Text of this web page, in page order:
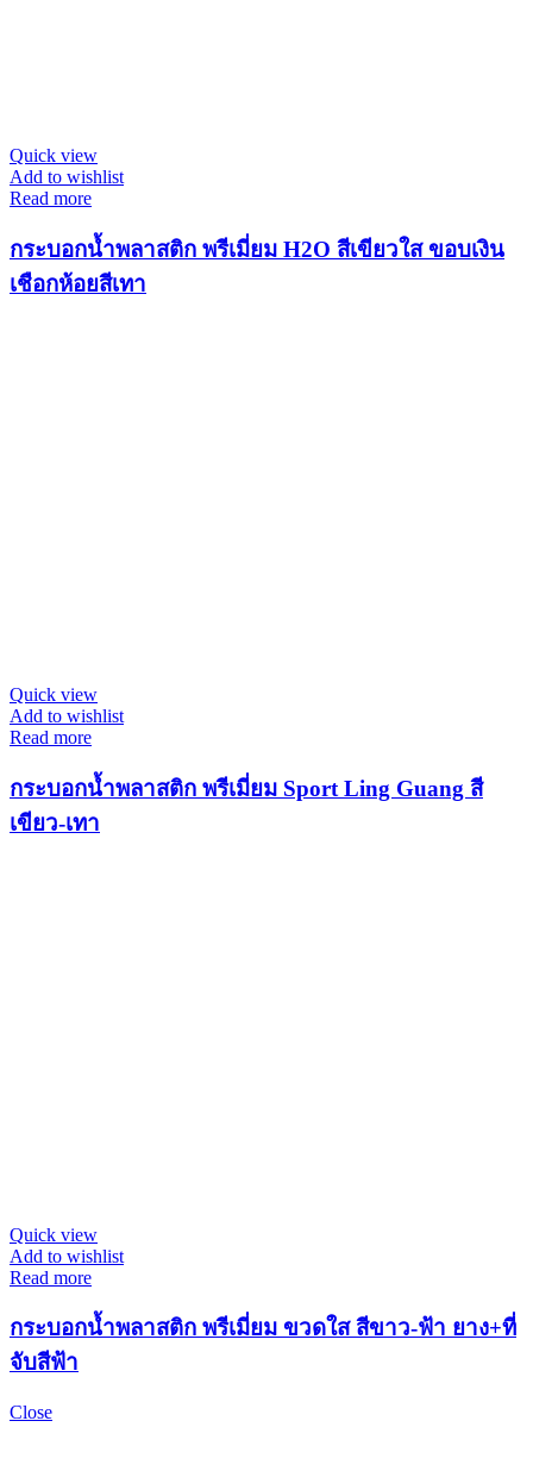
Quick view
Add to wishlist
Read more
กระบอกน้ำพลาสติก พรีเมี่ยม H2O สีเขียวใส ขอบเงิน
เชือกห้อยสีเทา
Quick view
Add to wishlist
Read more
กระบอกน้ำพลาสติก พรีเมี่ยม Sport Ling Guang สี
เขียว-เทา
Quick view
Add to wishlist
Read more
กระบอกน้ำพลาสติก พรีเมี่ยม ขวดใส สีขาว-ฟ้า ยาง+ที่
จับสีฟ้า
Close